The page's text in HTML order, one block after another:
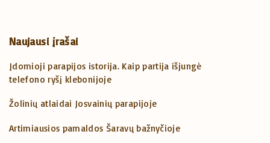
Naujausi įrašai
Įdomioji parapijos istorija. Kaip partija išjungė
telefono ryšį klebonijoje
Žolinių atlaidai Josvainių parapijoje
Artimiausios pamaldos Šaravų bažnyčioje